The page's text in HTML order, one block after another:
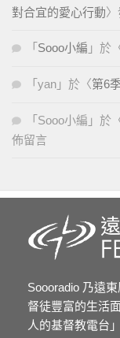
對合宜的愛心行動
「 Sooo小編 」於
「 yan 」於〈第6
「 Sooo小編 」於
佈留言
Soooradio 乃遠
督徒豐富的生活
人的基督教電台